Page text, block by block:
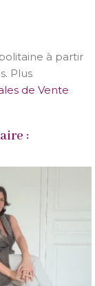
à partir
Plus
de Vente
: